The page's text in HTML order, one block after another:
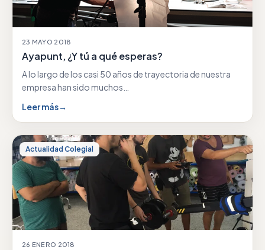
23 MAYO 2018
Ayapunt, ¿Y tú a qué esperas?
A lo largo de los casi 50 años de trayectoria de nuestra
empresa han sido muchos…
Leer más→
Actualidad Colegial
26 ENERO 2018